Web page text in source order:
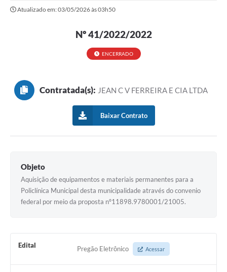
Portal do Cidadão
Ouvidoria
Audiências Públicas
Plano Diretor - Projetos
Diário Oficial
Arquivos para Download
Atualizado em: 03/05/2026 às 03h50
Nº 41/2022/2022
ENCERRADO
Contratada(s): JEAN C V FERREIRA E CIA LTDA
Baixar Contrato
Objeto
Aquisição de equipamentos e materiais permanentes para a
Policlínica Municipal desta municipalidade através do convenio
federal por meio da proposta nº11898.9780001/21005.
Edital Pregão Eletrônico Acessar